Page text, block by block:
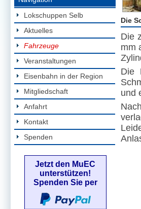
Lokschuppen Selb
Aktuelles
Fahrzeuge
Veranstaltungen
Eisenbahn in der Region
Mitgliedschaft
Anfahrt
Kontakt
Spenden
Jetzt den MuEC
unterstützen!
Spenden Sie per
Die
Die
mm
Die
und